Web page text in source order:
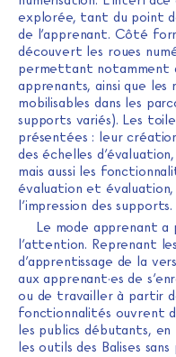
explorée, tant du point
de l’apprenant. Côté
découvert les roues
permettant notamment
apprenants, ainsi que les
mobilisables dans les
supports variés). Les
présentées : leur
des échelles
mais aussi les
évaluation et
l’impression des supports.
Le mode apprenant
l’attention. Reprenant
d’apprentissage de la
aux apprenant·es de
ou de travailler à partir
fonctionnalités ouvrent
les publics débutants,
les outils des Balises